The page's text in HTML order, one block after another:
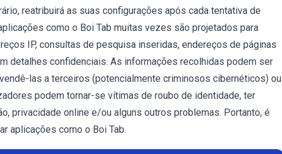
reatribuirá as suas configurações após cada tentativa de
como o Boi Tab muitas vezes são projetados para
IP, consultas de pesquisa inseridas, endereços de páginas
detalhes confidenciais. As informações recolhidas podem ser
las a terceiros (potencialmente criminosos cibernéticos) ou
podem tornar-se vítimas de roubo de identidade, ter
privacidade online e/ou alguns outros problemas. Portanto, é
aplicações como o Boi Tab.